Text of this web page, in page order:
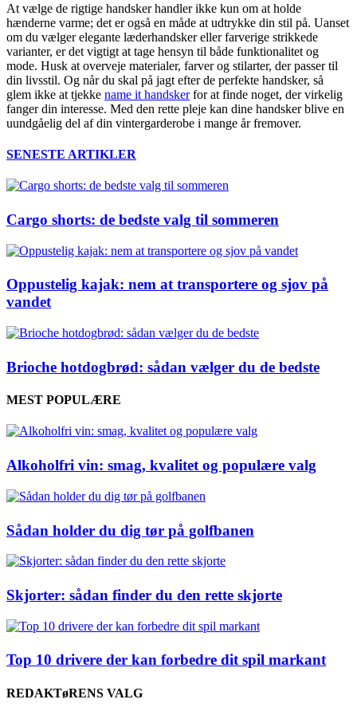
At vælge de rigtige handsker handler ikke kun om at holde
hænderne varme; det er også en måde at udtrykke din stil på. Uanset
om du vælger elegante læderhandsker eller farverige strikkede
varianter, er det vigtigt at tage hensyn til både funktionalitet og
mode. Husk at overveje materialer, farver og stilarter, der passer til
din livsstil. Og når du skal på jagt efter de perfekte handsker, så
glem ikke at tjekke name it handskerfor at finde noget, der virkelig
fanger din interesse. Med den rette pleje kan dine handsker blive en
uundgåelig del af din vintergarderobe i mange år fremover.
SENESTE ARTIKLER
Cargo shorts: de bedste valg til sommeren
Oppustelig kajak: nem at transportere og sjov på
vandet
Brioche hotdogbrød: sådan vælger du de bedste
MEST POPULÆRE
Alkoholfri vin: smag, kvalitet og populære valg
Sådan holder du dig tør på golfbanen
Skjorter: sådan finder du den rette skjorte
Top 10 drivere der kan forbedre dit spil markant
REDAKTøRENS VALG